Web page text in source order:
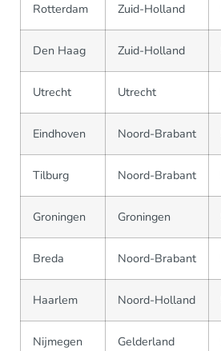
Rotterdam Zuid-Holland
Den Haag Zuid-Holland
Utrecht Utrecht
Eindhoven Noord-Brabant
Tilburg Noord-Brabant
Groningen Groningen
Breda Noord-Brabant
Haarlem Noord-Holland
Nijmegen Gelderland